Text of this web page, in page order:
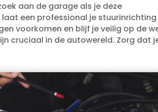
aan de garage als je deze
een professional je stuurinrichting
voorkomen en blijf je veilig op de
cruciaal in de autowereld.​ Zorg dat